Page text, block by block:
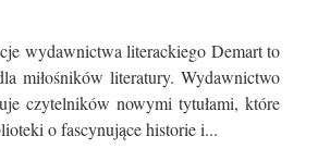
wydawnictwa literackiego Demart to
miłośników literatury. Wydawnictwo
czytelników nowymi tytułami, które
o fascynujące historie i...